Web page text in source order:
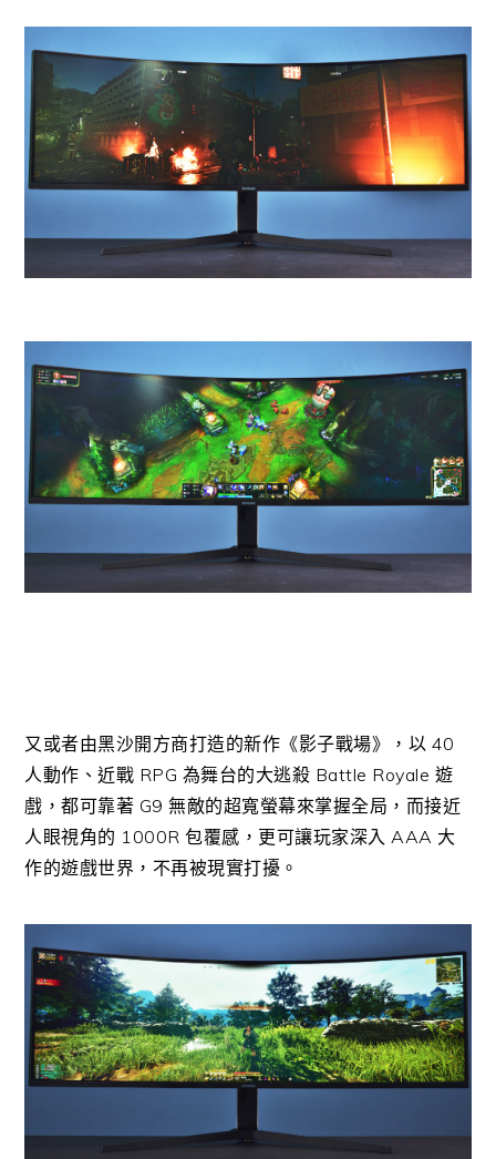
又或者由黑沙開方商打造的新作《影子戰場》，以 40
人動作、近戰 RPG 為舞台的大逃殺 Battle Royale 遊
戲，都可靠著 G9 無敵的超寬螢幕來掌握全局，而接近
人眼視角的 1000R 包覆感，更可讓玩家深入 AAA 大
作的遊戲世界，不再被現實打擾。